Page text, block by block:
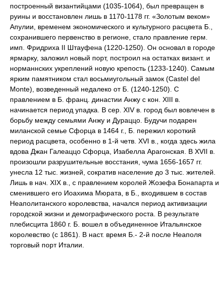
построенный византийцами (1035-1064), был превращен в
руины и восстановлен лишь в 1170-1178 гг. «Золотым веком»
Апулии, временем экономического и культурного расцвета Б.,
сохранившего первенство в регионе, стало правление герм.
имп. Фридриха II Штауфена (1220-1250). Он основал в городе
ярмарку, заложил новый порт, построил на остатках визант. и
норманнских укреплений новую крепость (1233-1240). Самым
ярким памятником стал восьмиугольный замок (Castel del
Monte), возведенный недалеко от Б. (1240-1250). С
правлением в Б. франц. династии Анжу с кон. XIII в.
начинается период упадка. В сер. XIV в. город был вовлечен в
борьбу между семьями Анжу и Дураццо. Будучи подарен
миланской семье Сфорца в 1464 г., Б. пережил короткий
период расцвета, особенно в 1-й четв. XVI в., когда здесь жила
вдова Джан Галеаццо Сфорца, Изабелла Арагонская. В XVII в.
произошли разрушительные восстания, чума 1656-1657 гг.
унесла 12 тыс. жизней, сократив население до 3 тыс. жителей.
Лишь в нач. XIX в., с правлением королей Жозефа Бонапарта и
сменившего его Иоахима Мюрата, в Б., входившем в состав
Неаполитанского королевства, начался период активизации
городской жизни и демографического роста. В результате
плебисцита 1860 г. Б. вошел в объединенное Итальянское
королевство (с 1861). В наст. время Б.- 2-й после Неаполя
торговый порт Италии.